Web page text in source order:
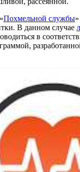
Похмельной службы
В данном случае
в